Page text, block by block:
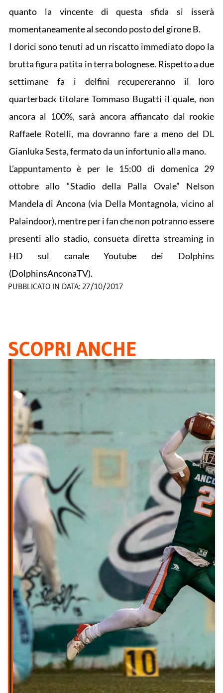
quanto la vincente di questa sfida si isserà
momentaneamente al secondo posto del girone B.
I dorici sono tenuti ad un riscatto immediato dopo la
brutta figura patita in terra bolognese. Rispetto a due
settimane fa i delfini recupereranno il loro
quarterback titolare Tommaso Bugatti il quale, non
ancora al 100%, sarà ancora affiancato dal rookie
Raffaele Rotelli, ma dovranno fare a meno del DL
Gianluka Sesta, fermato da un infortunio alla mano.
L’appuntamento è per le 15:00 di domenica 29
ottobre allo “Stadio della Palla Ovale” Nelson
Mandela di Ancona (via Della Montagnola, vicino al
Palaindoor), mentre per i fan che non potranno essere
presenti allo stadio, consueta diretta streaming in
HD sul canale Youtube dei Dolphins
(DolphinsAnconaTV).
PUBBLICATO IN DATA: 27/10/2017
SCOPRI ANCHE